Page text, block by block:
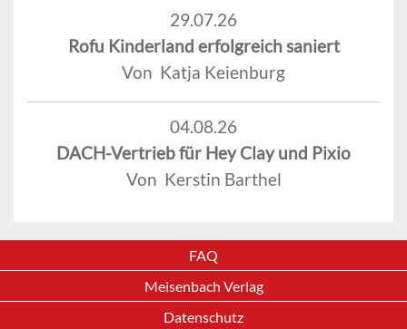
29.07.26
Rofu Kinderland erfolgreich saniert
Von Katja Keienburg
04.08.26
DACH-Vertrieb für Hey Clay und Pixio
Von Kerstin Barthel
FAQ
Meisenbach Verlag
Datenschutz